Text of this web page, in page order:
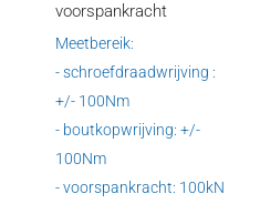
voorspankracht
Meetbereik:
- schroefdraadwrijving :
+/- 100Nm
- boutkopwrijving: +/-
100Nm
- voorspankracht: 100kN